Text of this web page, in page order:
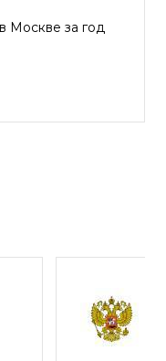
Москве за год